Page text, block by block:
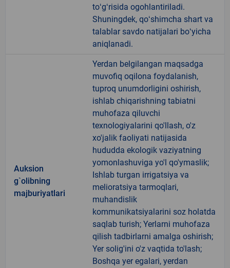
toʻgʻrisida ogohlantiriladi.
Shuningdek, qoʻshimcha shart va
talablar savdo natijalari boʻyicha
aniqlanadi.
Auksion
g`olibning
majburiyatlari
Yerdan belgilangan maqsadga
muvofiq oqilona foydalanish,
tuproq unumdorligini oshirish,
ishlab chiqarishning tabiatni
muhofaza qiluvchi
texnologiyalarini qo'llash, o'z
xo'jalik faoliyati natijasida
hududda ekologik vaziyatning
yomonlashuviga yo'l qo'ymaslik;
Ishlab turgan irrigatsiya va
melioratsiya tarmoqlari,
muhandislik
kommunikatsiyalarini soz holatda
saqlab turish; Yerlarni muhofaza
qilish tadbirlarni amalga oshirish;
Yer solig'ini o'z vaqtida to'lash;
Boshqa yer egalari, yerdan